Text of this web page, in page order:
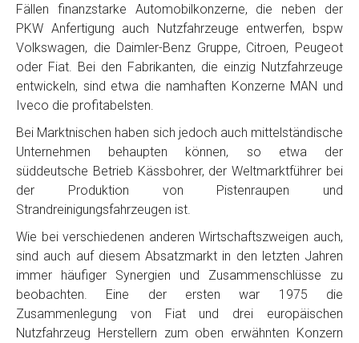
Fällen finanzstarke Automobilkonzerne, die neben der
PKW Anfertigung auch Nutzfahrzeuge entwerfen, bspw
Volkswagen, die Daimler-Benz Gruppe, Citroen, Peugeot
oder Fiat. Bei den Fabrikanten, die einzig Nutzfahrzeuge
entwickeln, sind etwa die namhaften Konzerne MAN und
Iveco die profitabelsten.
Bei Marktnischen haben sich jedoch auch mittelständische
Unternehmen behaupten können, so etwa der
süddeutsche Betrieb Kässbohrer, der Weltmarktführer bei
der Produktion von Pistenraupen und
Strandreinigungsfahrzeugen ist.
Wie bei verschiedenen anderen Wirtschaftszweigen auch,
sind auch auf diesem Absatzmarkt in den letzten Jahren
immer häufiger Synergien und Zusammenschlüsse zu
beobachten. Eine der ersten war 1975 die
Zusammenlegung von Fiat und drei europäischen
Nutzfahrzeug Herstellern zum oben erwähnten Konzern